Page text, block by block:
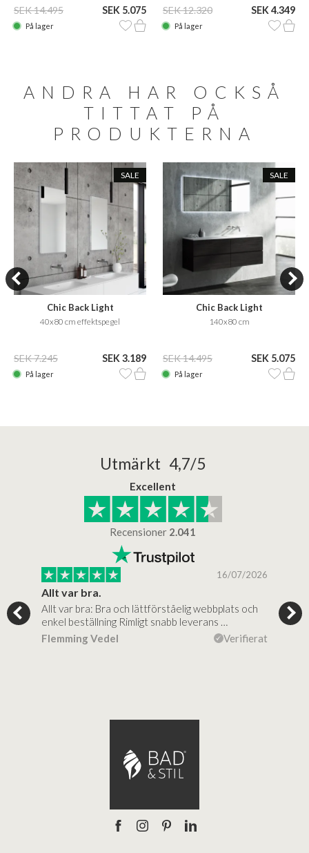
SEK 14.495 SEK 5.075
På lager
SEK 12.320 SEK 4.349
På lager
ANDRA HAR OCKSÅ
TITTAT PÅ
PRODUKTERNA
SALE
Chic Back Light
40x80 cm effektspegel
SEK 7.245 SEK 3.189
På lager
SALE
Chic Back Light
140x80 cm
SEK 14.495 SEK 5.075
På lager
Utmärkt 4,7/5
Excellent
Recensioner 2.041
16/07/2026
Allt var bra.
Allt var bra: Bra och lättförståelig webbplats och
enkel beställning Rimligt snabb leverans …
Flemming Vedel
Verifierat
Jag